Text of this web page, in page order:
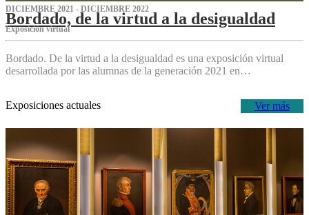
DICIEMBRE 2021 - DICIEMBRE 2022
Bordado, de la virtud a la desigualdad
Exposición virtual‌
Bordado. De la virtud a la desigualdad es una exposición virtual
desarrollada por las alumnas de la generación 2021 en…
Ver más
Exposiciones actuales